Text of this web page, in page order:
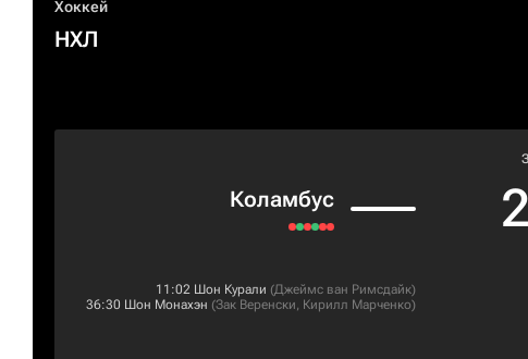
Хоккей
НХЛ
Коламбус 2
11:02 Шон Курали (Джеймс ван Римсдайк)
36:30 Шон Монахэн (Зак Веренски, Кирилл Марченко)